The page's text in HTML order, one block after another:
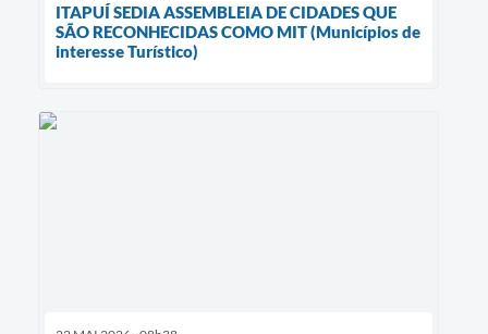
ITAPUÍ SEDIA ASSEMBLEIA DE CIDADES QUE
SÃO RECONHECIDAS COMO MIT (Municípios de
interesse Turístico)